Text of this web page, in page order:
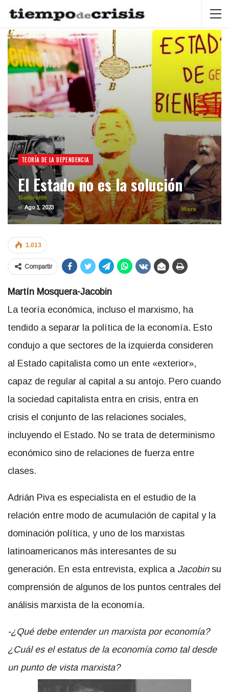
TEORÍA DE LA DEPENDENCIA
El Estado no es la solución
el Ago 1, 2023
1.013
Compartir
Martín Mosquera-Jacobin
La teoría económica, incluso el marxismo, ha
tendido a separar la política de la economía. Esto
condujo a que sectores de la izquierda consideren
al Estado capitalista como un ente «exterior»,
capaz de regular al capital a su antojo. Pero cuando
la sociedad capitalista entra en crisis, entra en
crisis el conjunto de las relaciones sociales,
incluyendo el Estado. No se trata de determinismo
económico sino de relaciones de fuerza entre
clases.
Adrián Piva es especialista en el estudio de la
relación entre modo de acumulación de capital y la
dominación política, y uno de los marxistas
latinoamericanos más interesantes de su
generación. En esta entrevista, explica a Jacobinsu
comprensión de algunos de los puntos centrales del
análisis marxista de la economía.
-¿Qué debe entender un marxista por economía?
¿Cuál es el estatus de la economía como tal desde
un punto de vista marxista?